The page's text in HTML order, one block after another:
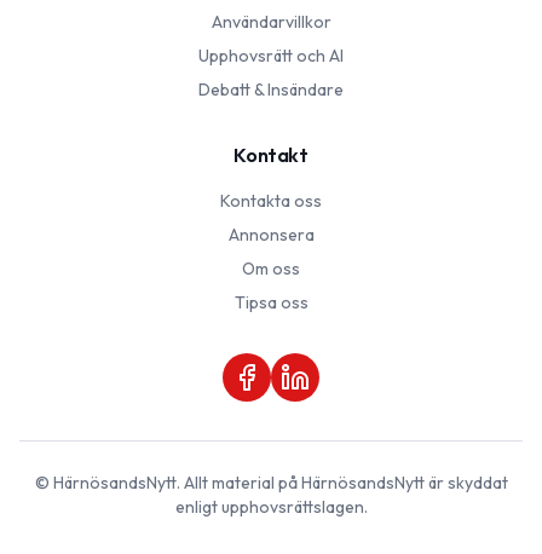
Användarvillkor
Upphovsrätt och AI
Debatt & Insändare
Kontakt
Kontakta oss
Annonsera
Om oss
Tipsa oss
© HärnösandsNytt. Allt material påHärnösandsNyttär skyddat
enligt upphovsrättslagen.